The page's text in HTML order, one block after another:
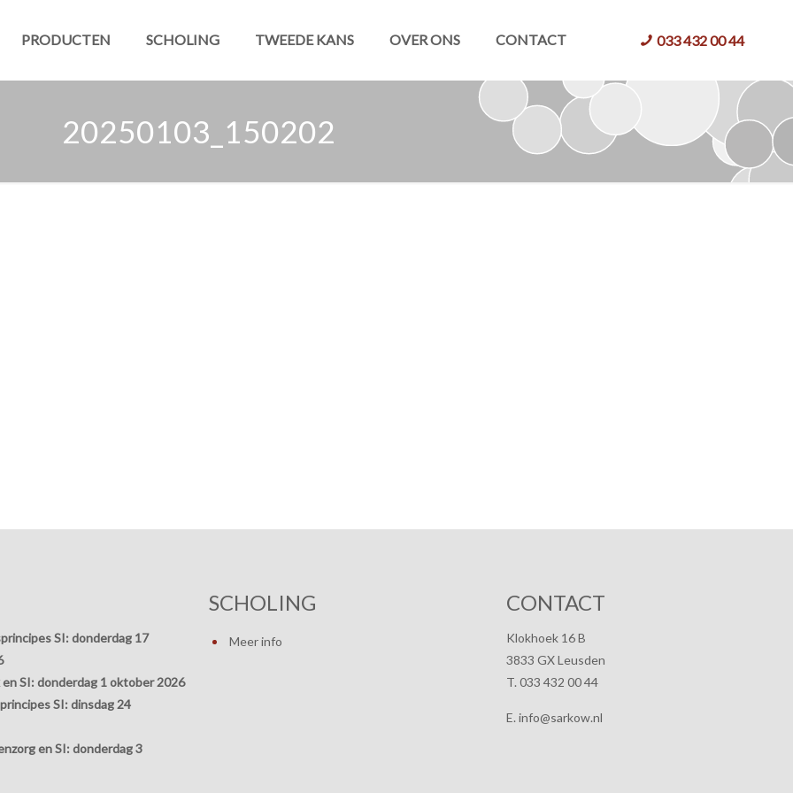
PRODUCTEN SCHOLING TWEEDE KANS OVER ONS CONTACT 033 432 00 44
20250103_150202
SI: donderdag 17
SI: donderdag 1 oktober 2026
SI: dinsdag 24
en SI: donderdag 3
SCHOLING
Meer info
CONTACT
Klokhoek 16 B
3833 GX Leusden
T. 033 432 00 44
E. info@sarkow.nl